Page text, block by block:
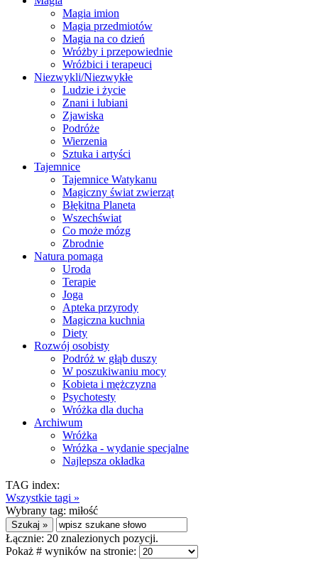
Magia imion
Magia przedmiotów
Magia na co dzień
Wróżby i przepowiednie
Wróżbici i terapeuci
Niezwykli/Niezwykłe
Ludzie i życie
Znani i lubiani
Zjawiska
Podróże
Wierzenia
Sztuka i artyści
Tajemnice
Tajemnice Watykanu
Magiczny świat zwierząt
Błękitna Planeta
Wszechświat
Co może mózg
Zbrodnie
Natura pomaga
Uroda
Terapie
Joga
Apteka przyrody
Magiczna kuchnia
Diety
Rozwój osobisty
Podróż w głąb duszy
W poszukiwaniu mocy
Kobieta i mężczyzna
Psychotesty
Wróżka dla ducha
Archiwum
Wróżka
Wróżka - wydanie specjalne
Najlepsza okładka
TAG index:
Wszystkie tagi »
Wybrany tag: miłość
Łącznie: 20 znalezionych pozycji.
Pokaż # wyników na stronie: